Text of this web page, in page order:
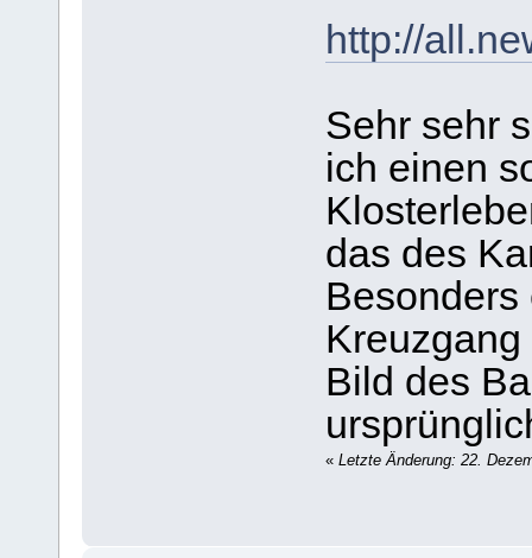
http://
Sehr sehr
ich einen
das des
Besonders
Bild des
« Letzte Änderung: 22.